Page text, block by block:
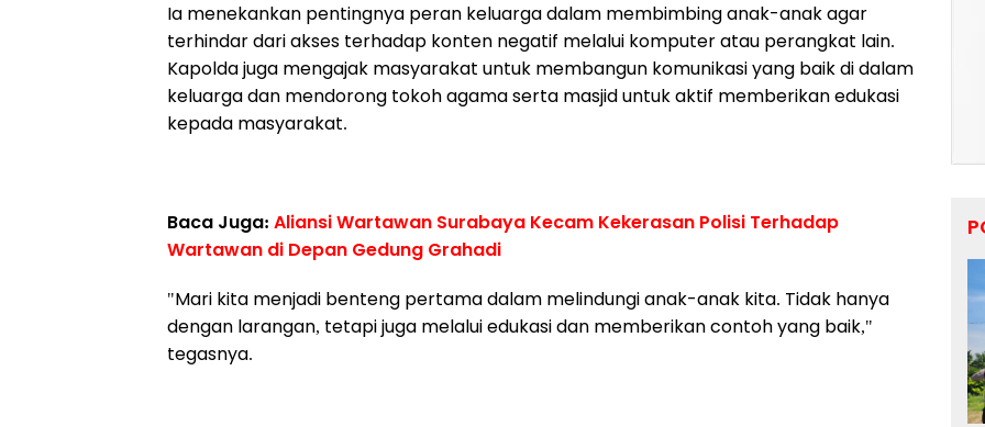
Ia menekankan pentingnya peran keluarga dalam membimbing anak-anak agar
terhindar dari akses terhadap konten negatif melalui komputer atau perangkat lain.
Kapolda juga mengajak masyarakat untuk membangun komunikasi yang baik di dalam
keluarga dan mendorong tokoh agama serta masjid untuk aktif memberikan edukasi
kepada masyarakat.
Baca Juga: Aliansi Wartawan Surabaya Kecam Kekerasan Polisi Terhadap
Wartawan di Depan Gedung Grahadi
"Mari kita menjadi benteng pertama dalam melindungi anak-anak kita. Tidak hanya
dengan larangan, tetapi juga melalui edukasi dan memberikan contoh yang baik,"
tegasnya.